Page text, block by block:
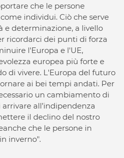
che le persone
individui. Ciò che serve
e determinazione, a livello
ricordarci dei punti di forza
l'Europa e l'UE,
europea più forte e
di vivere. L'Europa del futuro
ai bei tempi andati. Per
un cambiamento di
all’indipendenza
il declino del nostro
che le persone in
inverno".